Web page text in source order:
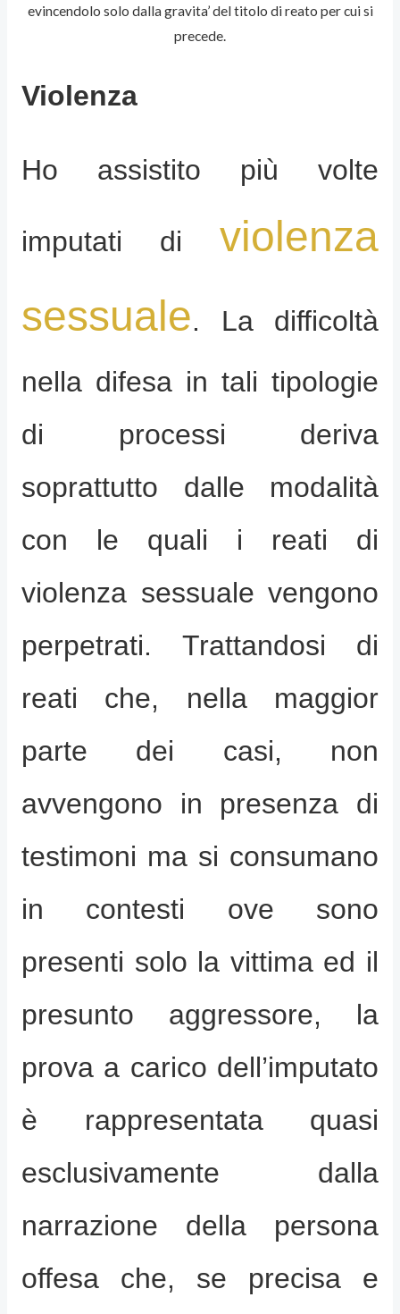
evincendolo solo dalla gravita’ del titolo di reato per cui si
precede.
Violenza
Ho assistito più volte
imputati di violenza
sessuale. La difficoltà
nella difesa in tali tipologie
di processi deriva
soprattutto dalle modalità
con le quali i reati di
violenza sessuale vengono
perpetrati. Trattandosi di
reati che, nella maggior
parte dei casi, non
avvengono in presenza di
testimoni ma si consumano
in contesti ove sono
presenti solo la vittima ed il
presunto aggressore, la
prova a carico dell’imputato
è rappresentata quasi
esclusivamente dalla
narrazione della persona
offesa che, se precisa e